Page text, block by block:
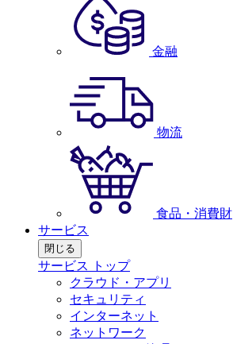
金融
物流
食品・消費財
サービス
閉じる
サービス トップ
クラウド・アプリ
セキュリティ
インターネット
ネットワーク